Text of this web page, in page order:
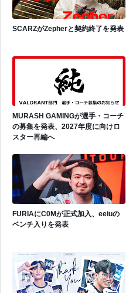
SCARZがZepherと契約終了を発表
MURASH GAMINGが選手・コーチ
の募集を発表、2027年度に向けロ
スター再編へ
FURIAにC0Mが正式加入、eeiuの
ベンチ入りを発表